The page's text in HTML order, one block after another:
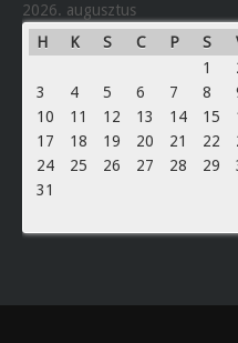
2026. augusztus
H
K S C P S
1
3
4 5 6 7 8
10
11 12 13 14 15
17
18 19 20 21 22
24
25 26 27 28 29
31